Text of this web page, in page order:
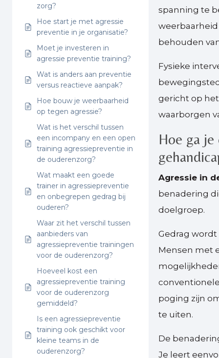
zorg?
Hoe start je met agressie
preventie in je organisatie?
Moet je investeren in
agressie preventie training?
Wat is anders aan preventie
versus reactieve aanpak?
Hoe bouw je weerbaarheid
op tegen agressie?
Wat is het verschil tussen
een incompany en een open
training agressiepreventie in
de ouderenzorg?
Wat maakt een goede
trainer in agressiepreventie
en onbegrepen gedrag bij
ouderen?
Waar zit het verschil tussen
aanbieders van
agressiepreventie trainingen
voor de ouderenzorg?
Hoeveel kost een
agressiepreventie training
voor de ouderenzorg
gemiddeld?
Is een agressiepreventie
training ook geschikt voor
kleine teams in de
ouderenzorg?
spanning te
behouden
Fysieke
gericht op
waarborgen
Hoe ga
Agressie in
benadering
doelgroep.
Gedrag
Mensen met
poging zijn
te uiten.
De
Je leert